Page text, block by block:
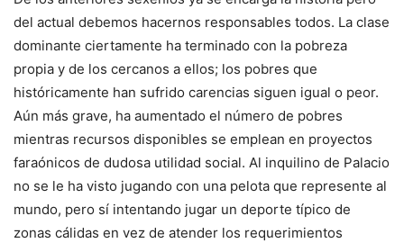
del actual debemos hacernos responsables todos. La clase
dominante ciertamente ha terminado con la pobreza
propia y de los cercanos a ellos; los pobres que
históricamente han sufrido carencias siguen igual o peor.
Aún más grave, ha aumentado el número de pobres
mientras recursos disponibles se emplean en proyectos
faraónicos de dudosa utilidad social. Al inquilino de Palacio
no se le ha visto jugando con una pelota que represente al
mundo, pero sí intentando jugar un deporte típico de
zonas cálidas en vez de atender los requerimientos